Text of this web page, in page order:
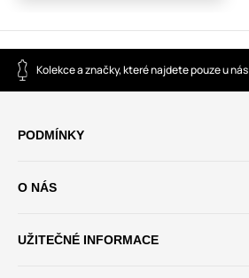
Kolekce a značky, které najdete pouze u nás
PODMÍNKY
O NÁS
UŽITEČNÉ INFORMACE